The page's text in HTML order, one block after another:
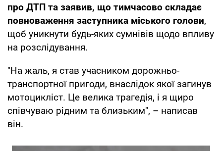
про ДТП та заявив, що тимчасово складає
повноваження заступника міського голови,
щоб уникнути будь-яких сумнівів щодо впливу
на розслідування.
"На жаль, я став учасником дорожньо-
транспортної пригоди, внаслідок якої загинув
мотоцикліст. Це велика трагедія, і я щиро
співчуваю рідним та близьким", – написав
він.